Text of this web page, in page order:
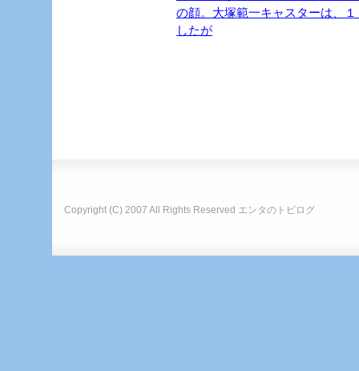
の顔。大塚範一キャスターは、
したが
Copyright (C) 2007 All Rights Reserved エンタのトピログ